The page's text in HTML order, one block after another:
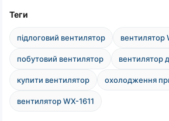
Теги
підлоговий вентилятор вентилятор
побутовий вентилятор вентилятор
купити вентилятор охолодження
вентилятор WX-1611